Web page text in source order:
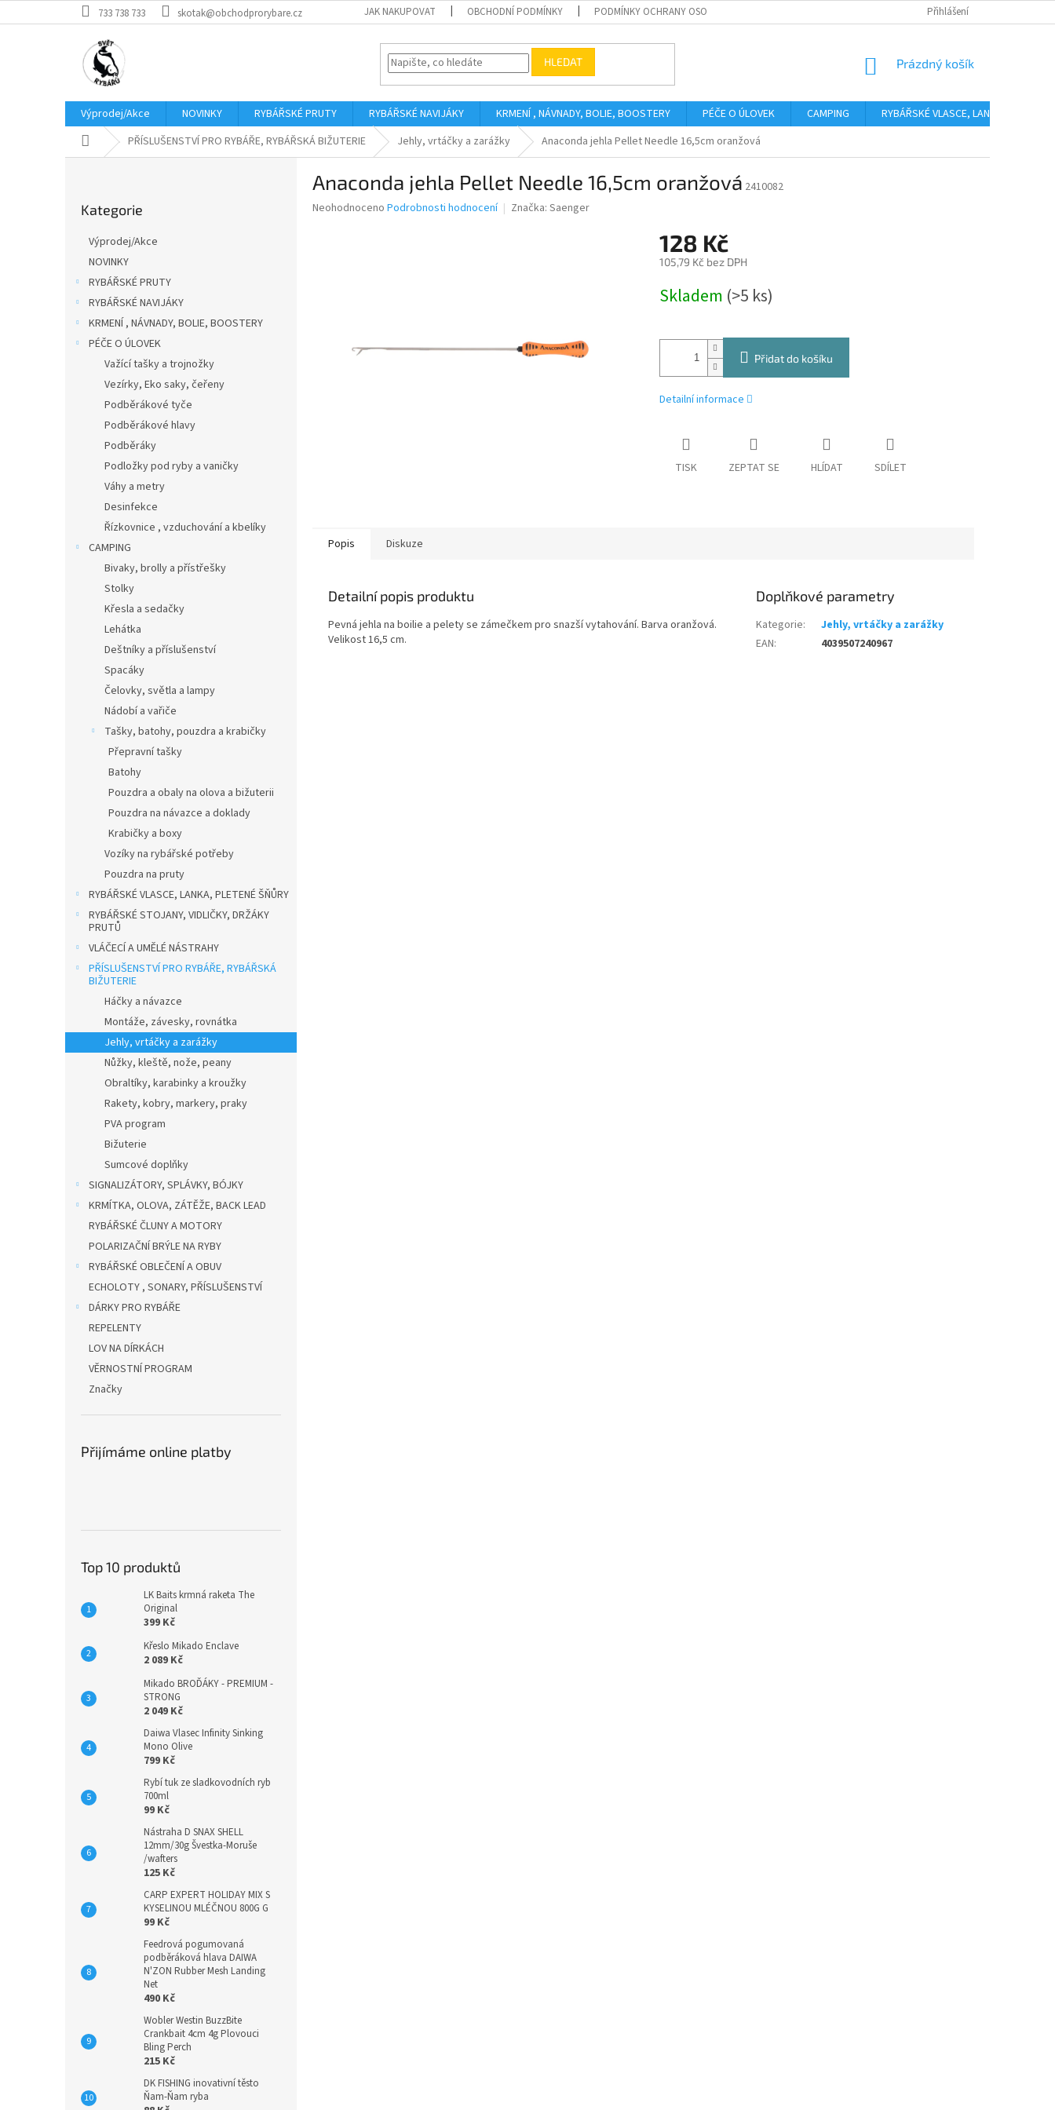
na
733 738 733 skotak@obchodprorybare.cz JAK NAKUPOVAT OBCHODNÍ PODMÍNKY PODMÍNKY OCHRANY OSOBNÍCH ÚDAJŮ Přihlášení
HLEDAT
NÁKUPNÍ
Prázdný košík
Výprodej/Akce NOVINKY RYBÁŘSKÉ PRUTY RYBÁŘSKÉ NAVIJÁKY KRMENÍ , NÁVNADY, BOLIE, BOOSTERY PÉČE O ÚLOVEK CAMPING
RYBÁŘSKÉ VLASCE, LANKA, PLETENÉ
Domů PŘÍSLUŠENSTVÍ PRO RYBÁŘE, RYBÁŘSKÁ BIŽUTERIE Jehly, vrtáčky a zarážky Anaconda jehla Pellet Needle 16,5cm oranžová
kategorie
Kategorie
Výprodej/Akce
NOVINKY
RYBÁŘSKÉ PRUTY
RYBÁŘSKÉ NAVIJÁKY
KRMENÍ , NÁVNADY, BOLIE, BOOSTERY
PÉČE O ÚLOVEK
Važící tašky a trojnožky
Vezírky, Eko saky, čeřeny
Podběrákové tyče
Podběrákové hlavy
Podběráky
Podložky pod ryby a vaničky
Váhy a metry
Desinfekce
Řízkovnice , vzduchování a kbelíky
CAMPING
Bivaky, brolly a přístřešky
Stolky
Křesla a sedačky
Lehátka
Deštníky a příslušenství
Spacáky
Čelovky, světla a lampy
Nádobí a vařiče
Tašky, batohy, pouzdra a krabičky
Přepravní tašky
Batohy
Pouzdra a obaly na olova a bižuterii
Pouzdra na návazce a doklady
Krabičky a boxy
Vozíky na rybářské potřeby
Pouzdra na pruty
RYBÁŘSKÉ VLASCE, LANKA, PLETENÉ ŠŇŮRY
RYBÁŘSKÉ STOJANY, VIDLIČKY, DRŽÁKY
PRUTŮ
VLÁČECÍ A UMĚLÉ NÁSTRAHY
PŘÍSLUŠENSTVÍ PRO RYBÁŘE, RYBÁŘSKÁ
BIŽUTERIE
Háčky a návazce
Montáže, závesky, rovnátka
Jehly, vrtáčky a zarážky
Nůžky, kleště, nože, peany
Obraltíky, karabinky a kroužky
Rakety, kobry, markery, praky
PVA program
Bižuterie
Sumcové doplňky
SIGNALIZÁTORY, SPLÁVKY, BÓJKY
KRMÍTKA, OLOVA, ZÁTĚŽE, BACK LEAD
RYBÁŘSKÉ ČLUNY A MOTORY
POLARIZAČNÍ BRÝLE NA RYBY
RYBÁŘSKÉ OBLEČENÍ A OBUV
ECHOLOTY , SONARY, PŘÍSLUŠENSTVÍ
DÁRKY PRO RYBÁŘE
REPELENTY
LOV NA DÍRKÁCH
VĚRNOSTNÍ PROGRAM
Značky
Přijímáme online platby
Top 10 produktů
LK Baits krmná raketa The
Original
399 Kč
Křeslo Mikado Enclave
2 089 Kč
Mikado BROĎÁKY - PREMIUM -
STRONG
2 049 Kč
Daiwa Vlasec Infinity Sinking
Mono Olive
799 Kč
Rybí tuk ze sladkovodních ryb
700ml
99 Kč
Nástraha D SNAX SHELL
12mm/30g Švestka-Moruše
/wafters
125 Kč
CARP EXPERT HOLIDAY MIX S
KYSELINOU MLÉČNOU 800G G
99 Kč
Feedrová pogumovaná
podběráková hlava DAIWA
N'ZON Rubber Mesh Landing
Net
490 Kč
Wobler Westin BuzzBite
Crankbait 4cm 4g Plovouci
Bling Perch
215 Kč
DK FISHING inovativní těsto
Ňam-Ňam ryba
Anaconda jehla Pellet Needle 16,5cm oranžová 2410082
Průměrné
Neohodnoceno Podrobnosti hodnocení Značka: Saenger
128 Kč
105,79 Kč bez DPH
cena:
Skladem (>5 ks)
Přidat do košíku
Detailní informace
TISK ZEPTAT SE HLÍDAT SDÍLET
Popis Diskuze
Detailní popis produktu
Pevná jehla na boilie a pelety se zámečkem pro snazší vytahování. Barva oranžová.
Velikost 16,5 cm.
Doplňkové parametry
Kategorie:
Jehly, vrtáčky a zarážky
EAN: 4039507240967